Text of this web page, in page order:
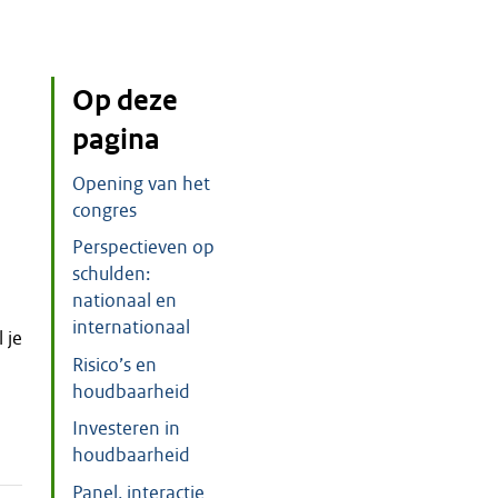
Op deze
pagina
Opening van het
congres
Perspectieven op
schulden:
nationaal en
internationaal
Risico’s en
houdbaarheid
Investeren in
houdbaarheid
Panel, interactie
je